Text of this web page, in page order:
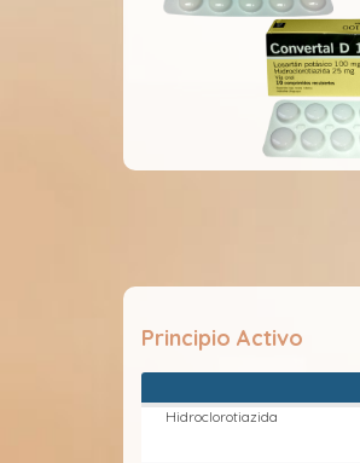
Principio Activo
Hidroclorotiazida